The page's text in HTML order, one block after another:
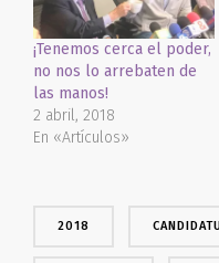
¡Tenemos cerca el poder,
no nos lo arrebaten de
las manos!
2 abril, 2018
En «Artículos»
2018